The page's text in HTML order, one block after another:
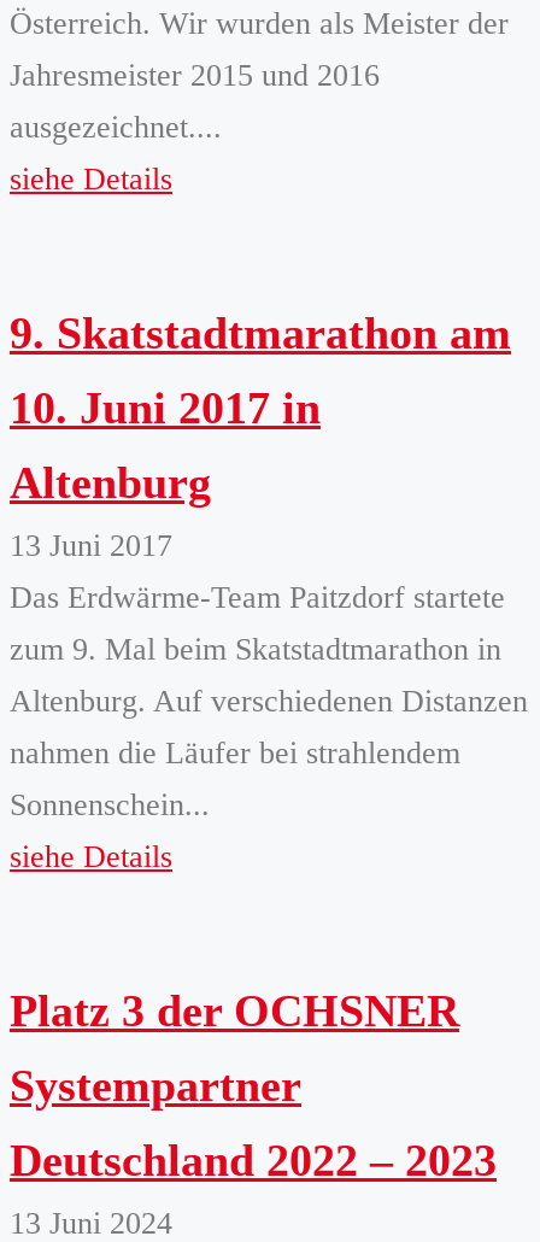
Österreich. Wir wurden als Meister der
Jahresmeister 2015 und 2016
ausgezeichnet....
siehe Details
9. Skatstadtmarathon am
10. Juni 2017 in
Altenburg
13 Juni 2017
Das Erdwärme-Team Paitzdorf startete
zum 9. Mal beim Skatstadtmarathon in
Altenburg. Auf verschiedenen Distanzen
nahmen die Läufer bei strahlendem
Sonnenschein...
siehe Details
Platz 3 der OCHSNER
Systempartner
Deutschland 2022 – 2023
13 Juni 2024